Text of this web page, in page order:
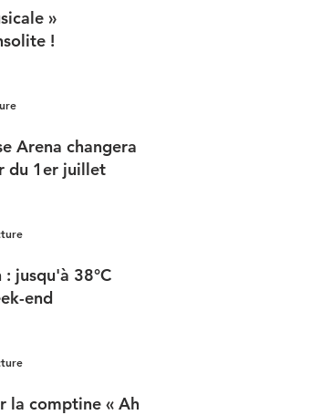
»
!
Arena changera
du 1er juillet
jusqu'à 38°C
end
la comptine « Ah